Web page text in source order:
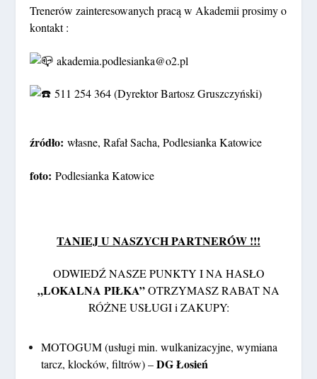
Trenerów zainteresowanych pracą w Akademii prosimy o
kontakt :
akademia.podlesianka@o2.pl
511 254 364 (Dyrektor Bartosz Gruszczyński)
źródło:własne, Rafał Sacha, Podlesianka Katowice
foto:Podlesianka Katowice
TANIEJ U NASZYCH PARTNERÓW !!!
ODWIEDŹ NASZE PUNKTY I NA HASŁO
„LOKALNA PIŁKA”OTRZYMASZ RABAT NA
RÓŻNE USŁUGI i ZAKUPY:
MOTOGUM (usługi min. wulkanizacyjne, wymiana
tarcz, klocków, filtrów) –DG Łosień